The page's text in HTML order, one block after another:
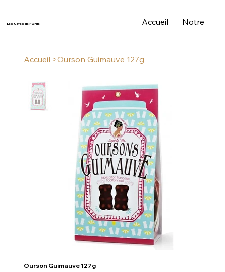
Les Cafés de l'Orge Accueil Notre
Accueil >Ourson Guimauve 127g
Ourson Guimauve 127g